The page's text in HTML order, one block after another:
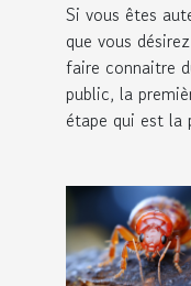
pour une
large
visibilité ?
Si vous êtes
que vous
faire connaitre
public, la
étape qui est la